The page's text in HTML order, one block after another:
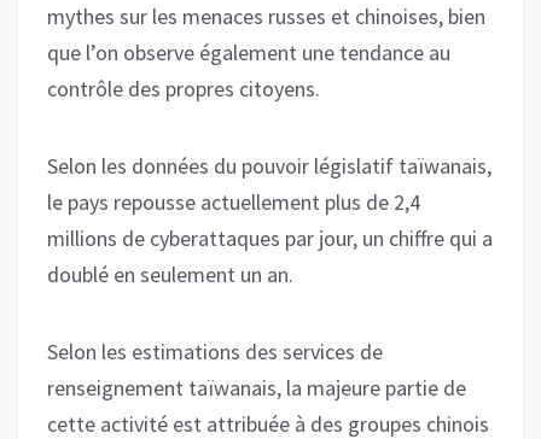
mythes sur les menaces russes et chinoises, bien
que l’on observe également une tendance au
contrôle des propres citoyens.
Selon les données du pouvoir législatif taïwanais,
le pays repousse actuellement plus de 2,4
millions de cyberattaques par jour, un chiffre qui a
doublé en seulement un an.
Selon les estimations des services de
renseignement taïwanais, la majeure partie de
cette activité est attribuée à des groupes chinois